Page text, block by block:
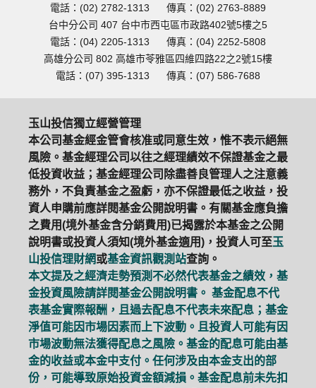
電話：(02) 2782-1313
傳真：(02) 2763-8889
台中分公司 407 台中市西屯區市政路402號5樓之5
電話：(04) 2205-1313
傳真：(04) 2252-5808
高雄分公司 802 高雄市苓雅區四維四路22之2號15樓
電話：(07) 395-1313
傳真：(07) 586-7688
玉山投信獨立經營管理
本公司基金經金管會核准或同意生效，惟不表示絕無
風險。基金經理公司以往之經理績效不保證基金之最
低投資收益；基金經理公司除盡善良管理人之注意義
務外，不負責基金之盈虧，亦不保證最低之收益，投
資人申購前應詳閱基金公開說明書。有關基金應負擔
之費用(境外基金含分銷費用)已揭露於本基金之公開
說明書或投資人須知(境外基金適用)，投資人可至玉
山投信理財網或基金資訊觀測站查詢。
本文提及之經濟走勢預測不必然代表基金之績效，基
金投資風險請詳閱基金公開說明書。 基金配息不代
表基金實際報酬，且過去配息不代表未來配息；基金
淨值可能因市場因素而上下波動。且投資人可能有因
市場波動無法獲得配息之風險。基金的配息可能由基
金的收益或本金中支付。任何涉及由本金支出的部
份，可能導致原始投資金額減損。基金配息前未先扣